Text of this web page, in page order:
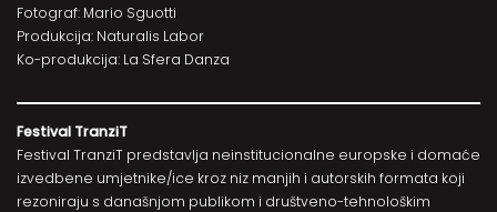
Fotograf: Mario Sguotti
Produkcija: Naturalis Labor
Ko-produkcija: La Sfera Danza
Festival TranziT
Festival TranziT predstavlja neinstitucionalne europske i domaće
izvedbene umjetnike/ice kroz niz manjih i autorskih formata koji
rezoniraju s današnjom publikom i društveno-tehnološkim